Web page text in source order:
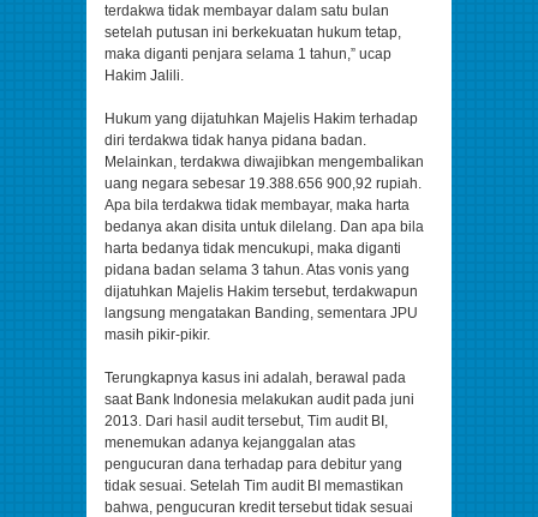
terdakwa tidak membayar dalam satu bulan
setelah putusan ini berkekuatan hukum tetap,
maka diganti penjara selama 1 tahun,” ucap
Hakim Jalili.
Hukum yang dijatuhkan Majelis Hakim terhadap
diri terdakwa tidak hanya pidana badan.
Melainkan, terdakwa diwajibkan mengembalikan
uang negara sebesar 19.388.656 900,92 rupiah.
Apa bila terdakwa tidak membayar, maka harta
bedanya akan disita untuk dilelang. Dan apa bila
harta bedanya tidak mencukupi, maka diganti
pidana badan selama 3 tahun. Atas vonis yang
dijatuhkan Majelis Hakim tersebut, terdakwapun
langsung mengatakan Banding, sementara JPU
masih pikir-pikir.
Terungkapnya kasus ini adalah, berawal pada
saat Bank Indonesia melakukan audit pada juni
2013. Dari hasil audit tersebut, Tim audit BI,
menemukan adanya kejanggalan atas
pengucuran dana terhadap para debitur yang
tidak sesuai. Setelah Tim audit BI memastikan
bahwa, pengucuran kredit tersebut tidak sesuai